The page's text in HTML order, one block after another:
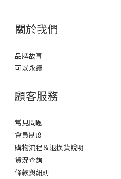
關於我們
品牌故事
可以永續
顧客服務
常見問題
會員制度
購物流程＆退換貨說明
貨況查詢
條款與細則